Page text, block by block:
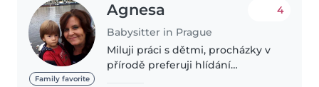
Family favorite
Agnesa
Babysitter in Prague
4
Miluji práci s dětmi, procházky v
přírodě preferuji hlídání